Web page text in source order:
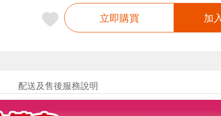
立即購買 加
配送及售後服務說明